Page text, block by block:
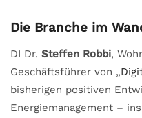
Die Branche im
DI Dr. Steffen Robbi,
Geschäftsführer von „
bisherigen positiven
Energiemanagement –